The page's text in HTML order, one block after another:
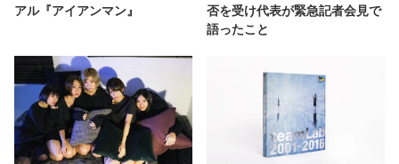
アル『アイアンマン』
否を受け代表が緊急記者会見で
語ったこと